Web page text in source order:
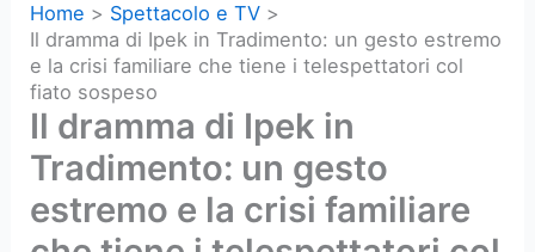
Home
Spettacolo e TV
Il dramma di Ipek in Tradimento: un gesto estremo
e la crisi familiare che tiene i telespettatori col
fiato sospeso
Il dramma di Ipek in
Tradimento: un gesto
estremo e la crisi familiare